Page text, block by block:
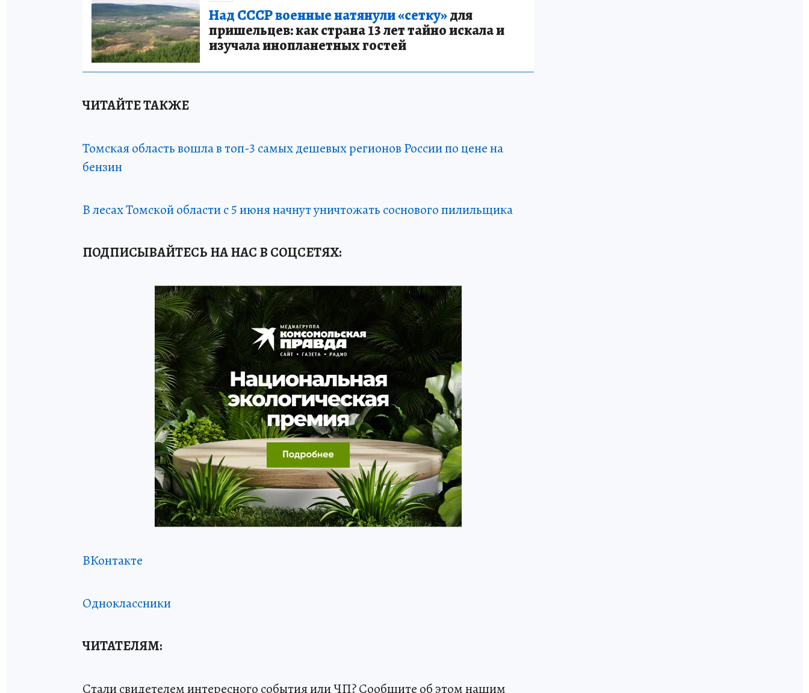
Над СССР военные натянули «сетку»для
пришельцев: как страна 13 лет тайно искала и
изучала инопланетных гостей
ЧИТАЙТЕ ТАКЖЕ
Томская область вошла в топ-3 самых дешевых регионов России по цене на
бензин
В лесах Томской области с 5 июня начнут уничтожать соснового пилильщика
ПОДПИСЫВАЙТЕСЬ НА НАС В СОЦСЕТЯХ:
ВКонтакте
Одноклассники
ЧИТАТЕЛЯМ:
Стали свидетелем интересного события или ЧП? Сообщите об этом нашим